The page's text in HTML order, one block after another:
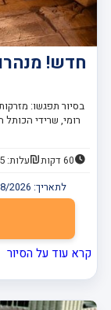
חדש!
בסיור תפגשו:
60 דקות עלות: 25–38 ₪
לתאריך: 2026
קרא עוד על הסיור